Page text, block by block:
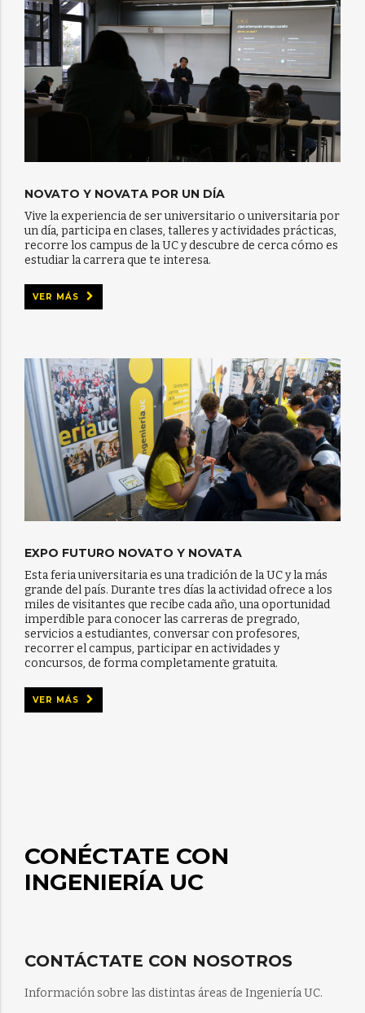
NOVATO Y NOVATA POR UN DÍA
Vive la experiencia de ser universitario o universitaria por
un día, participa en clases, talleres y actividades prácticas,
recorre los campus de la UC y descubre de cerca cómo es
estudiar la carrera que te interesa.
VER MÁS
EXPO FUTURO NOVATO Y NOVATA
Esta feria universitaria es una tradición de la UC y la más
grande del país. Durante tres días la actividad ofrece a los
miles de visitantes que recibe cada año, una oportunidad
imperdible para conocer las carreras de pregrado,
servicios a estudiantes, conversar con profesores,
recorrer el campus, participar en actividades y
concursos, de forma completamente gratuita.
VER MÁS
CONÉCTATE CON
INGENIERÍA UC
CONTÁCTATE CON NOSOTROS
Información sobre las distintas áreas de Ingeniería UC.